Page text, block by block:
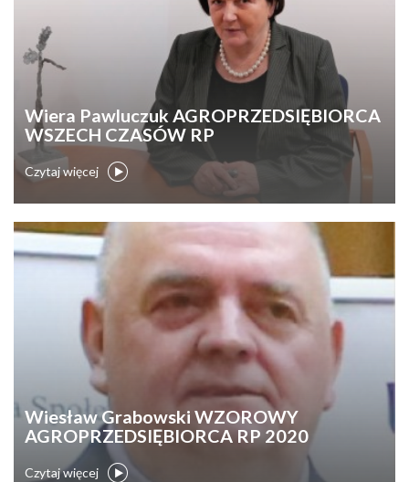
Wiera Pawluczuk AGROPRZEDSIĘBIORCA
WSZECH CZASÓW RP
Czytaj więcej
Wiesław Grabowski WZOROWY
AGROPRZEDSIĘBIORCA RP 2020
Czytaj więcej